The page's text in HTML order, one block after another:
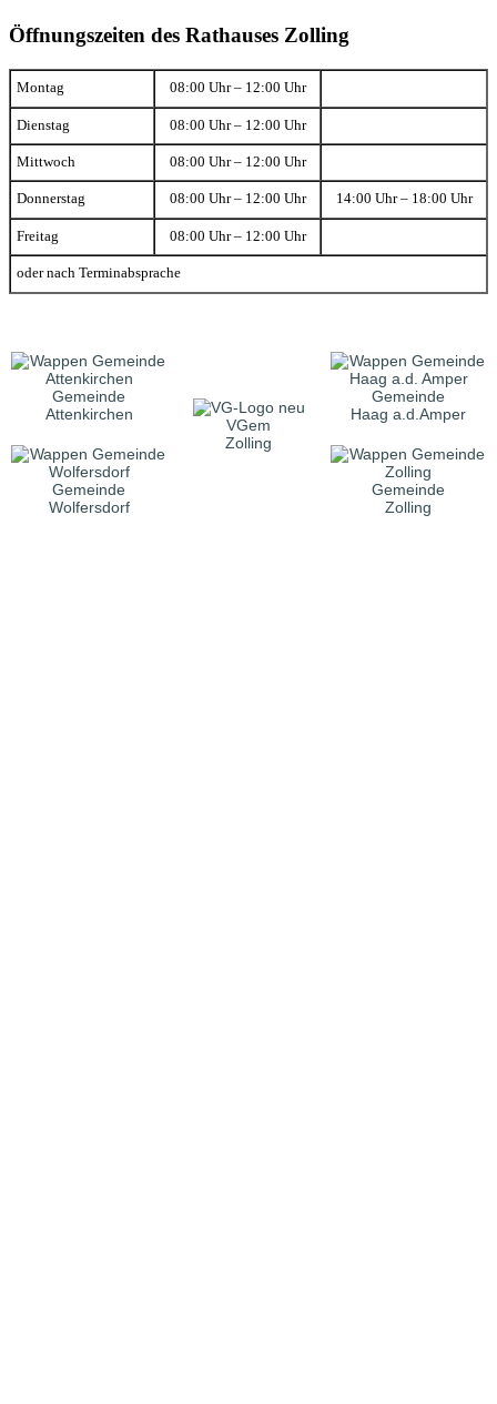
Öffnungszeiten des Rathauses Zolling
Montag 08:00 Uhr – 12:00 Uhr
Dienstag 08:00 Uhr – 12:00 Uhr
Mittwoch 08:00 Uhr – 12:00 Uhr
Donnerstag 08:00 Uhr – 12:00 Uhr 14:00 Uhr – 18:00 Uhr
Freitag 08:00 Uhr – 12:00 Uhr
oder nach Terminabsprache
Gemeinde
Attenkirchen
VGem
Zolling
Gemeinde
Haag a.d.Amper
Gemeinde
Wolfersdorf
Gemeinde
Zolling